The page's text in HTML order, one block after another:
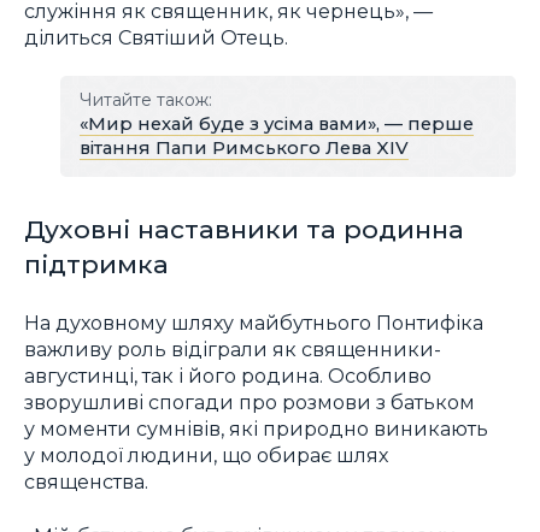
служіння як священник, як чернець», —
ділиться Святіший Отець.
Читайте також:
«Мир нехай буде з усіма вами», — перше
вітання Папи Римського Лева XIV
Духовні наставники та родинна
підтримка
На духовному шляху майбутнього Понтифіка
важливу роль відіграли як священники-
августинці, так і його родина. Особливо
зворушливі спогади про розмови з батьком
у моменти сумнівів, які природно виникають
у молодої людини, що обирає шлях
священства.